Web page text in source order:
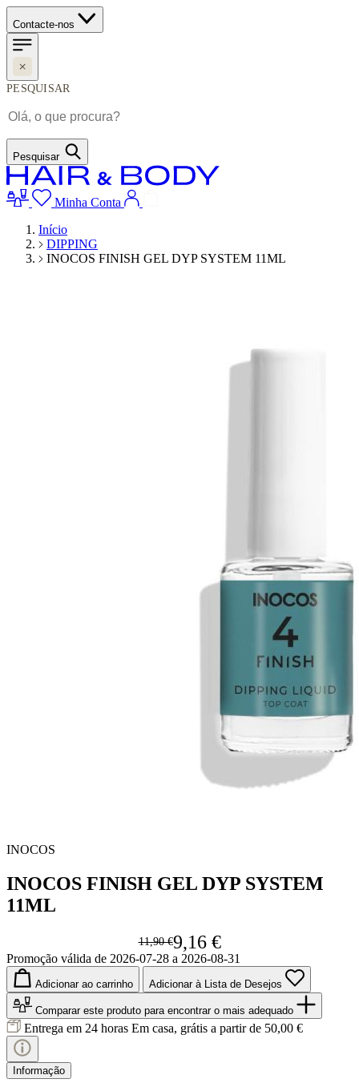
Contacte-nos
PESQUISAR
Pesquisar
Minha Conta
Início
DIPPING
INOCOS FINISH GEL DYP SYSTEM 11ML
INOCOS
INOCOS FINISH GEL DYP SYSTEM
11ML
11,90 €9,16 €
Promoção válida de 2026-07-28 a 2026-08-31
Adicionar ao carrinho Adicionar à Lista de Desejos
Comparar este produto para encontrar o mais adequado
Entrega em 24 horas Em casa, grátis a partir de 50,00 €
Informação